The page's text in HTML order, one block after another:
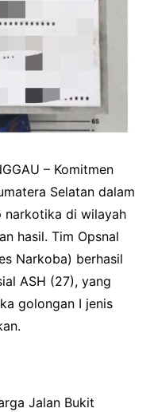
– Komitmen
Selatan dalam
narkotika di wilayah
hasil. Tim Opsnal
Narkoba) berhasil
ASH (27), yang
golongan I jenis
Jalan Bukit